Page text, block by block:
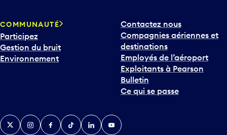
COMMUNAUTÉ
Participez
Gestion du bruit
Environnement
Contactez nous
Compagnies aériennes et
destinations
Employés de l’aéroport
Exploitants à Pearson
Bulletin
Ce qui se passe
TwitterInstagramFacebook
TikTokLinkedInYouTube